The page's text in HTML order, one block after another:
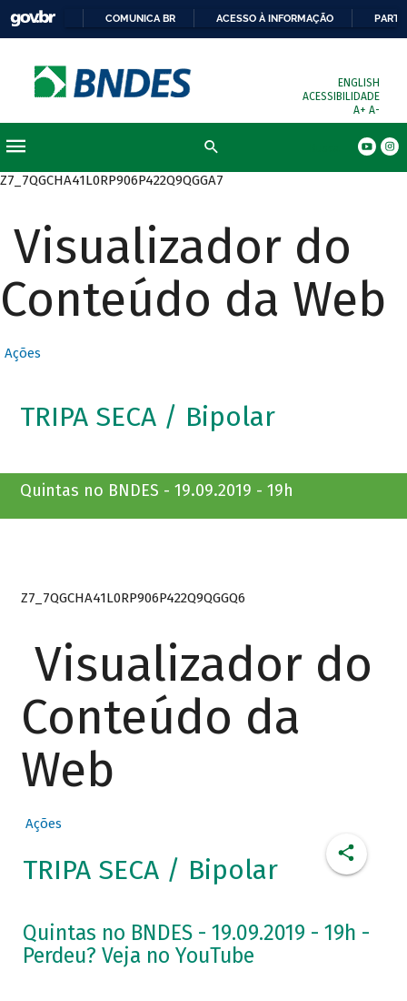
COMUNICA BR ACESSO À INFORMAÇÃO
ENGLISH
ACESSIBILIDADE
A+ A-
Z7_7QGCHA41L0RP906P422Q9QGGA7
Visualizador do
Conteúdo da Web
Ações
TRIPA SECA / Bipolar
Quintas no BNDES - 19.09.2019 - 19h
Z7_7QGCHA41L0RP906P422Q9QGGQ6
Visualizador do
Conteúdo da
Web
Ações
TRIPA SECA / Bipolar
Quintas no BNDES - 19.09.2019 - 19h -
Perdeu? Veja no YouTube